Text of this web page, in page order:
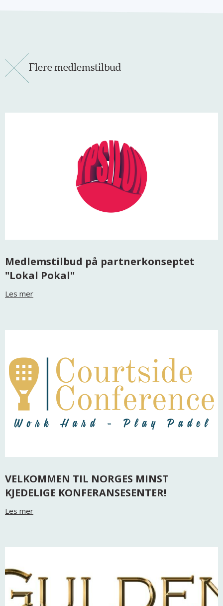
Flere medlemstilbud
Medlemstilbud på partnerkonseptet
"Lokal Pokal"
Les mer
VELKOMMEN TIL NORGES MINST
KJEDELIGE KONFERANSESENTER!
Les mer